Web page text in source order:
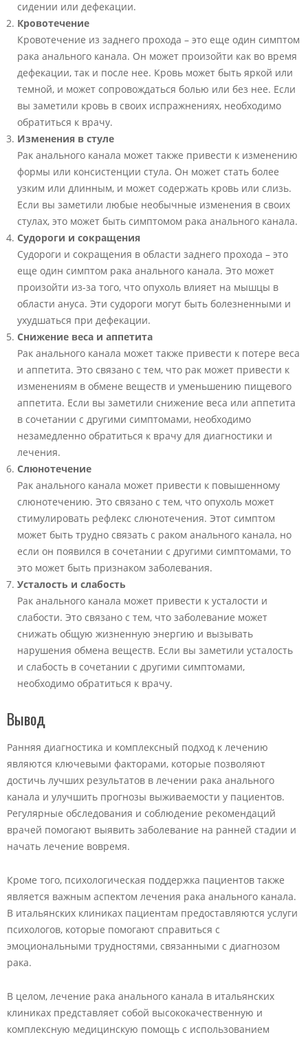
сидении или дефекации.
Кровотечение
Кровотечение из заднего прохода – это еще один симптом
рака анального канала. Он может произойти как во время
дефекации, так и после нее. Кровь может быть яркой или
темной, и может сопровождаться болью или без нее. Если
вы заметили кровь в своих испражнениях, необходимо
обратиться к врачу.
Изменения в стуле
Рак анального канала может также привести к изменению
формы или консистенции стула. Он может стать более
узким или длинным, и может содержать кровь или слизь.
Если вы заметили любые необычные изменения в своих
стулах, это может быть симптомом рака анального канала.
Судороги и сокращения
Судороги и сокращения в области заднего прохода – это
еще один симптом рака анального канала. Это может
произойти из-за того, что опухоль влияет на мышцы в
области ануса. Эти судороги могут быть болезненными и
ухудшаться при дефекации.
Снижение веса и аппетита
Рак анального канала может также привести к потере веса
и аппетита. Это связано с тем, что рак может привести к
изменениям в обмене веществ и уменьшению пищевого
аппетита. Если вы заметили снижение веса или аппетита
в сочетании с другими симптомами, необходимо
незамедленно обратиться к врачу для диагностики и
лечения.
Слюнотечение
Рак анального канала может привести к повышенному
слюнотечению. Это связано с тем, что опухоль может
стимулировать рефлекс слюнотечения. Этот симптом
может быть трудно связать с раком анального канала, но
если он появился в сочетании с другими симптомами, то
это может быть признаком заболевания.
Усталость и слабость
Рак анального канала может привести к усталости и
слабости. Это связано с тем, что заболевание может
снижать общую жизненную энергию и вызывать
нарушения обмена веществ. Если вы заметили усталость
и слабость в сочетании с другими симптомами,
необходимо обратиться к врачу.
Вывод
Ранняя диагностика и комплексный подход к лечению
являются ключевыми факторами, которые позволяют
достичь лучших результатов в лечении рака анального
канала и улучшить прогнозы выживаемости у пациентов.
Регулярные обследования и соблюдение рекомендаций
врачей помогают выявить заболевание на ранней стадии и
начать лечение вовремя.
Кроме того, психологическая поддержка пациентов также
является важным аспектом лечения рака анального канала.
В итальянских клиниках пациентам предоставляются услуги
психологов, которые помогают справиться с
эмоциональными трудностями, связанными с диагнозом
рака.
В целом, лечение рака анального канала в итальянских
клиниках представляет собой высококачественную и
комплексную медицинскую помощь с использованием